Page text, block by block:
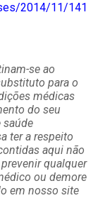
2014/11/141
se ao
para o
médicas
do seu
saúde
ter a respeito
aqui não
qualquer
ou demore
em nosso site